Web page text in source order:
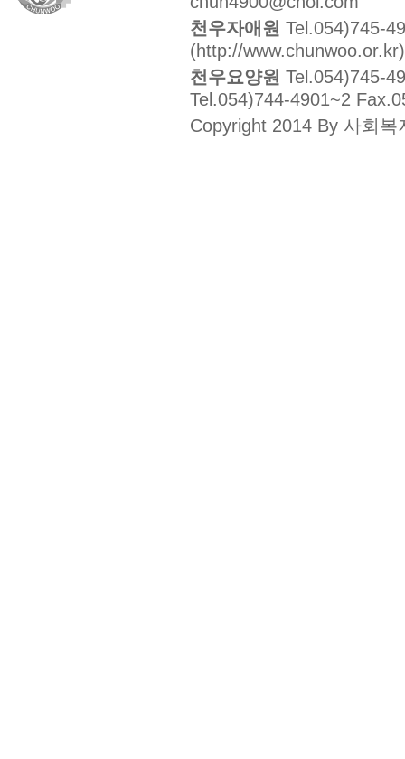
천우자애원 Tel.054)745-
(http://www.chunwoo.or.kr)
천우요양원 Tel.054)745-
Tel.054)744-4901~2
Copyright 2014 By 사회